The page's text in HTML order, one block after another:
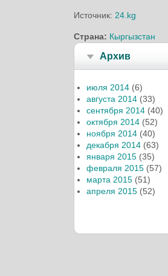
Источник: 24.kg
Страна: Кыргызстан
Архив
июля 2014 (6)
августа 2014 (33)
сентября 2014 (40)
октября 2014 (52)
ноября 2014 (40)
декабря 2014 (63)
января 2015 (35)
февраля 2015 (57)
марта 2015 (51)
апреля 2015 (52)